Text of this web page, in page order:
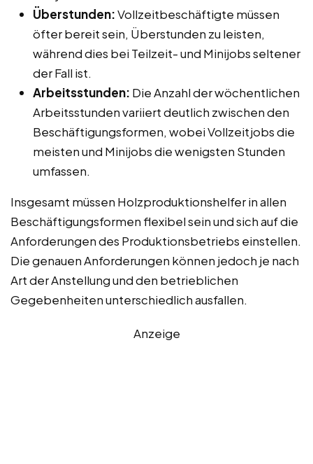
Überstunden:Vollzeitbeschäftigte müssen
öfter bereit sein, Überstunden zu leisten,
während dies bei Teilzeit- und Minijobs seltener
der Fall ist.
Arbeitsstunden: Die Anzahl der wöchentlichen
Arbeitsstunden variiert deutlich zwischen den
Beschäftigungsformen, wobei Vollzeitjobs die
meisten und Minijobs die wenigsten Stunden
umfassen.
Insgesamt müssen Holzproduktionshelfer in allen
Beschäftigungsformen flexibel sein und sich auf die
Anforderungen des Produktionsbetriebs einstellen.
Die genauen Anforderungen können jedoch je nach
Art der Anstellung und den betrieblichen
Gegebenheiten unterschiedlich ausfallen.
Anzeige